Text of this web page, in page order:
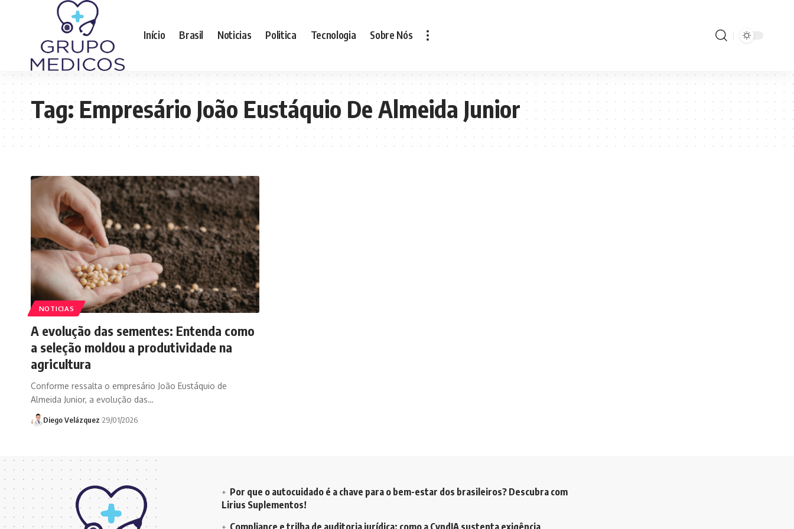
Início Brasil Noticias Politica Tecnologia Sobre Nós
Tag:Empresário João Eustáquio De Almeida Junior
NOTICIAS
A evolução das sementes: Entenda como
a seleção moldou a produtividade na
agricultura
Conforme ressalta o empresário João Eustáquio de
Almeida Junior, a evolução das…
Diego Velázquez 29/01/2026
Por que o autocuidado é a chave para o bem-estar dos brasileiros? Descubra com
Lirius Suplementos!
Compliance e trilha de auditoria jurídica: como a CyndIA sustenta exigência